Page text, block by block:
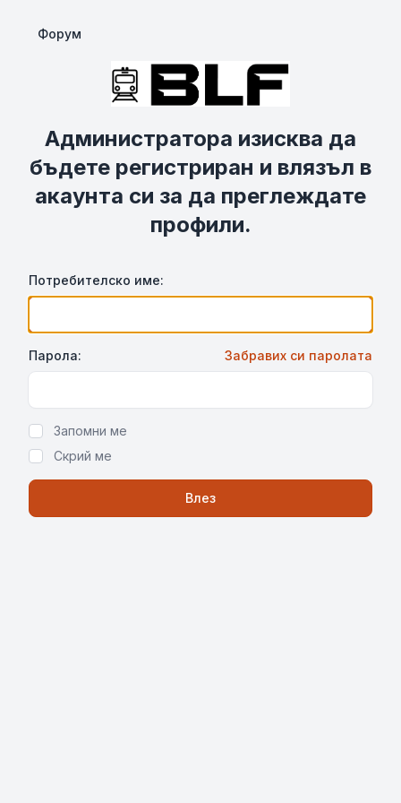
Форум
Администратора изисква да
бъдете регистриран и влязъл в
акаунта си за да преглеждате
профили.
Потребителско име:
Парола: Забравих си паролата
Запомни ме
Скрий ме
Влез